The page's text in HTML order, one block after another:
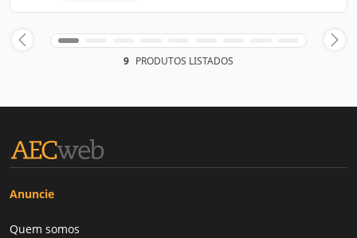
9 PRODUTOS LISTADOS
Anuncie
Quem somos